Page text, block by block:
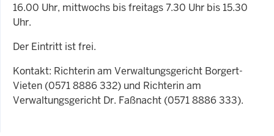
16.00 Uhr, mittwochs bis freitags 7.30 Uhr bis 15.30
Uhr.
Der Eintritt ist frei.
Kontakt: Richterin am Verwaltungsgericht Borgert-
Vieten (0571 8886 332) und Richterin am
Verwaltungsgericht Dr. Faßnacht (0571 8886 333).